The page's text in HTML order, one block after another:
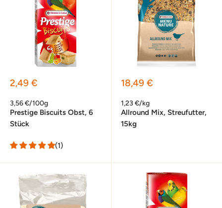
Sonderpreis
2,49 €
3,56 €/100g
Prestige Biscuits Obst, 6
Stück
(1)
Sonderpreis
18,49 €
1,23 €/kg
Allround Mix, Streufutter,
15kg